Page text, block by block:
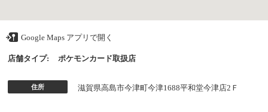
Google Maps アプリで開く
店舗タイプ: ポケモンカード取扱店
住所 滋賀県高島市今津町今津1688平和堂今津店2Ｆ